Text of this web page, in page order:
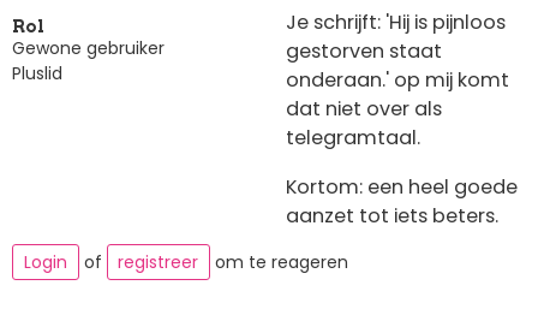
Rol
Gewone gebruiker
Pluslid
Je schrijft: 'Hij is pijnloos
gestorven staat
onderaan.' op mij komt
dat niet over als
telegramtaal.
Kortom: een heel goede
aanzet tot iets beters.
Login of registreer om te reageren